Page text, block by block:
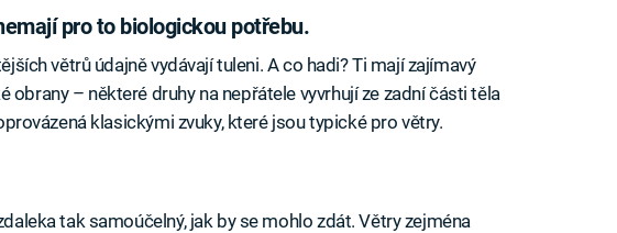
pro to biologickou potřebu.
větrů údajně vydávají tuleni. A co hadi? Ti mají zajímavý
obrany – některé druhy na nepřátele vyvrhují ze zadní části těla
klasickými zvuky, které jsou typické pro větry.
tak samoúčelný, jak by se mohlo zdát. Větry zejména